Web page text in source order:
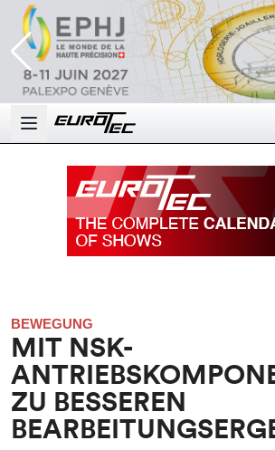
Open main menu
BEWEGUNG
MIT NSK-
ZU BESSEREN